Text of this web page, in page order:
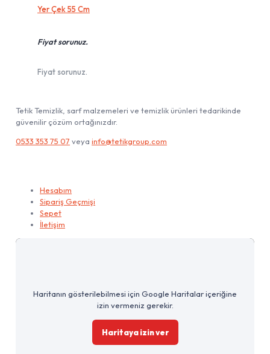
Yer Çek 55 Cm
Fiyat sorunuz.
Fiyat sorunuz.
Tetik Temizlik, sarf malzemeleri ve temizlik ürünleri tedarikinde
güvenilir çözüm ortağınızdır.
0533 353 75 07 veya info@tetikgroup.com
Hesabım
Sipariş Geçmişi
Sepet
İletişim
Haritanın gösterilebilmesi için Google Haritalar içeriğine
izin vermeniz gerekir.
Haritaya izin ver